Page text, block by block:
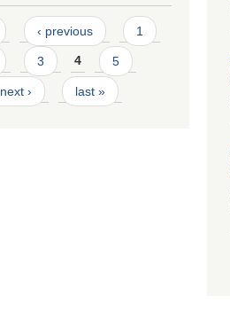
‹ previous 1
3 4 5
next › last »